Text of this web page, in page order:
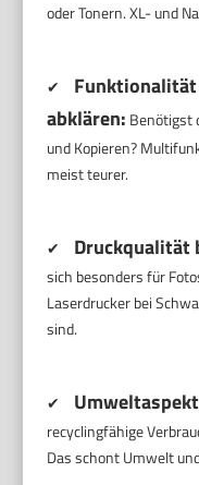
oder Tonern. XL- und
✔
abklären: Benötigst
und Kopieren?
meist teurer.
✔ Druckqualität
sich besonders für
Laserdrucker bei
sind.
✔
recyclingfähige
Das schont Umwelt